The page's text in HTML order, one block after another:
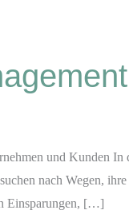
und Kunden
nach Wegen,
Einsparungen, […]